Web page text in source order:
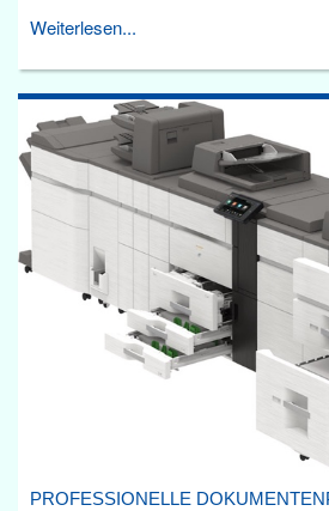
Weiterlesen...
PROFESSIONELLE